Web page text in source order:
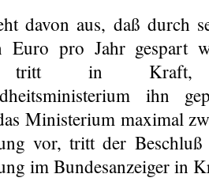
davon aus, daß durch
pro Jahr gespart
tritt in Kraft,
ihn
Ministerium maximal
vor, tritt der Beschluß
im Bundesanzeiger in